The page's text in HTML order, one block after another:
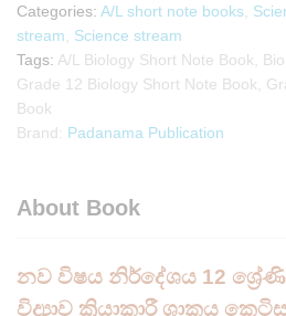
Publication
Categories: A/L short note books
stream
Science stream
Tags: A/L Biology Short Note Book
Grade 12 Biology Short Note Book
Book
Brand: Padanama Publication
About Book
නව විෂය නිර්දේශය 12
විද්‍යාව ක්‍රියාකාරී ශාකය